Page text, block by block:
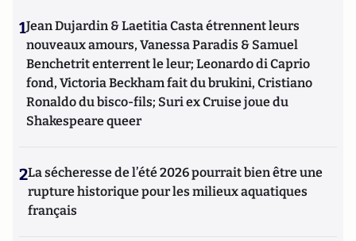
1Jean Dujardin & Laetitia Casta étrennent leurs
nouveaux amours, Vanessa Paradis & Samuel
Benchetrit enterrent le leur; Leonardo di Caprio
fond, Victoria Beckham fait du brukini, Cristiano
Ronaldo du bisco-fils; Suri ex Cruise joue du
Shakespeare queer
2La sécheresse de l’été 2026 pourrait bien être une
rupture historique pour les milieux aquatiques
français